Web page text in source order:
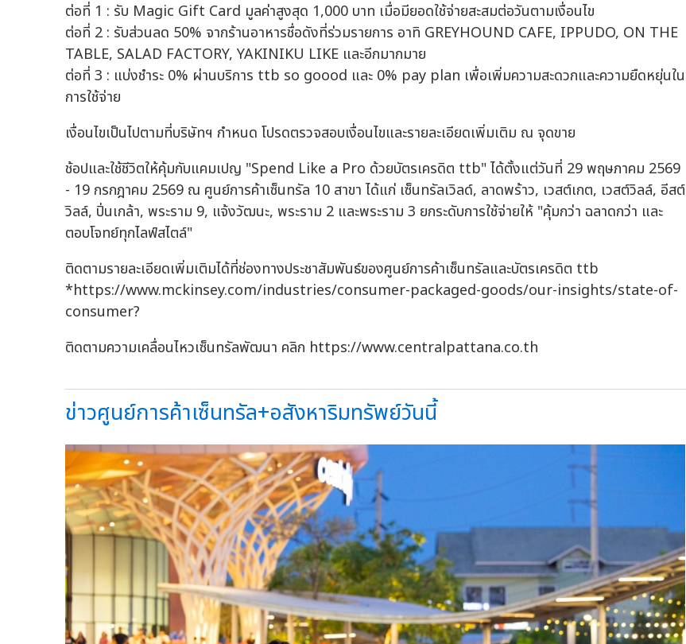
ต่อที่ 1 : รับ Magic Gift Card มูลค่าสูงสุด 1,000 บาท เมื่อมียอดใช้จ่ายสะสมต่อวันตามเงื่อนไข
ต่อที่ 2 : รับส่วนลด 50% จากร้านอาหารชื่อดังที่ร่วมรายการ อาทิ GREYHOUND CAFE, IPPUDO, ON THE
TABLE, SALAD FACTORY, YAKINIKU LIKE และอีกมากมาย
ต่อที่ 3 : แบ่งชำระ 0% ผ่านบริการ ttb so goood และ 0% pay plan เพื่อเพิ่มความสะดวกและความยืดหยุ่นใน
การใช้จ่าย
เงื่อนไขเป็นไปตามที่บริษัทฯ กำหนด โปรดตรวจสอบเงื่อนไขและรายละเอียดเพิ่มเติม ณ จุดขาย
ช้อปและใช้ชีวิตให้คุ้มกับแคมเปญ "Spend Like a Pro ด้วยบัตรเครดิต ttb" ได้ตั้งแต่วันที่ 29 พฤษภาคม 2569
- 19 กรกฎาคม 2569 ณ ศูนย์การค้าเซ็นทรัล 10 สาขา ได้แก่ เซ็นทรัลเวิลด์, ลาดพร้าว, เวสต์เกต, เวสต์วิลล์, อีสต์
วิลล์, ปิ่นเกล้า, พระราม 9, แจ้งวัฒนะ, พระราม 2 และพระราม 3 ยกระดับการใช้จ่ายให้ "คุ้มกว่า ฉลาดกว่า และ
ตอบโจทย์ทุกไลฟ์สไตล์"
ติดตามรายละเอียดเพิ่มเติมได้ที่ช่องทางประชาสัมพันธ์ของศูนย์การค้าเซ็นทรัลและบัตรเครดิต ttb
*https://www.mckinsey.com/industries/consumer-packaged-goods/our-insights/state-of-
consumer?
ติดตามความเคลื่อนไหวเซ็นทรัลพัฒนา คลิก https://www.centralpattana.co.th
ข่าวศูนย์การค้าเซ็นทรัล+อสังหาริมทรัพย์วันนี้